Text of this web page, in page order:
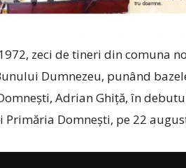
zeci de tineri din comuna
Dumnezeu, punând
Adrian Ghiță, în
Domnești, pe 22